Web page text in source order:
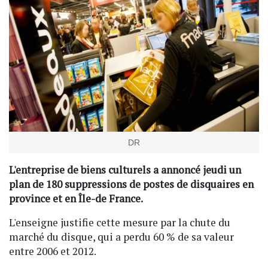
DR
L'entreprise de biens culturels a annoncé jeudi un
plan de 180 suppressions de postes de disquaires en
province et en Île-de France.
L'enseigne justifie cette mesure par la chute du
marché du disque, qui a perdu 60 % de sa valeur
entre 2006 et 2012.